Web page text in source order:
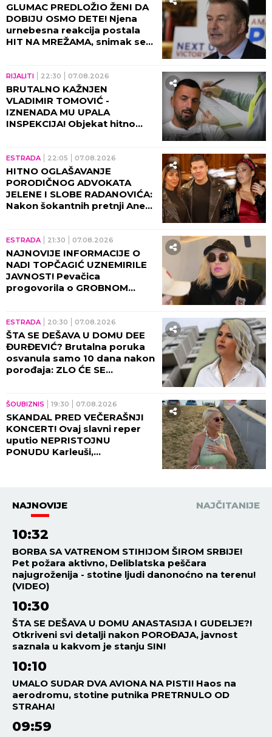
GLUMAC PREDLOŽIO ŽENI DA
DOBIJU OSMO DETE! Njena
urnebesna reakcija postala
HIT NA MREŽAMA, snimak se
RIJALITI 22:30 07.08.2026
BRUTALNO KAŽNJEN
VLADIMIR TOMOVIĆ -
IZNENADA MU UPALA
INSPEKCIJA! Objekat hitno
ESTRADA 22:05 07.08.2026
HITNO OGLAŠAVANJE
PORODIČNOG ADVOKATA
JELENE I SLOBE RADANOVIĆA:
Nakon šokantnih pretnji Ane
ESTRADA 21:30 07.08.2026
NAJNOVIJE INFORMACIJE O
NADI TOPČAGIĆ UZNEMIRILE
JAVNOST! Pevačica
progovorila o GROBNOM
ESTRADA 20:30 07.08.2026
ŠTA SE DEŠAVA U DOMU DEE
ĐURĐEVIĆ? Brutalna poruka
osvanula samo 10 dana nakon
porođaja: ZLO ĆE SE
ŠOUBIZNIS 19:30 07.08.2026
SKANDAL PRED VEČERAŠNJI
KONCERT! Ovaj slavni reper
uputio NEPRISTOJNU
PONUDU Karleuši,
NAJNOVIJE NAJČITANIJE
10:32
BORBA SA VATRENOM STIHIJOM ŠIROM SRBIJE!
Pet požara aktivno, Deliblatska peščara
najugroženija - stotine ljudi danonoćno na terenu!
(VIDEO)
10:30
ŠTA SE DEŠAVA U DOMU ANASTASIJA I GUDELJE?!
Otkriveni svi detalji nakon POROĐAJA, javnost
saznala u kakvom je stanju SIN!
10:10
UMALO SUDAR DVA AVIONA NA PISTI! Haos na
aerodromu, stotine putnika PRETRNULO OD
STRAHA!
09:59